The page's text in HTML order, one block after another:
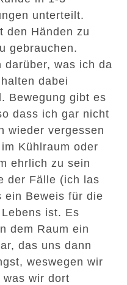
unterteilt.
den Händen zu
gebrauchen.
darüber, was ich da
dabei
Bewegung gibt es
dass ich gar nicht
wieder vergessen
Kühlraum oder
ehrlich zu sein
der Fälle (ich las
ein Beweis für die
ist. Es
dem Raum ein
das uns dann
weswegen wir
wir dort